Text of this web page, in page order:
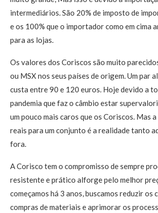
intermediários. São 20% de imposto de
e os 100% que o importador como em cima
para as lojas.
Os valores dos Coriscos são muito
ou MSX nos seus países de origem. Um par
custa entre 90 e 120 euros. Hoje devido a
pandemia que faz o câmbio estar
um pouco mais caros que os Coriscos. Mas
reais para um conjunto é a realidade tanto
fora.
A Corisco tem o compromisso de sempre
resistente e prático alforge pelo melhor
começamos há 3 anos, buscamos reduzir os
compras de materiais e aprimorar os